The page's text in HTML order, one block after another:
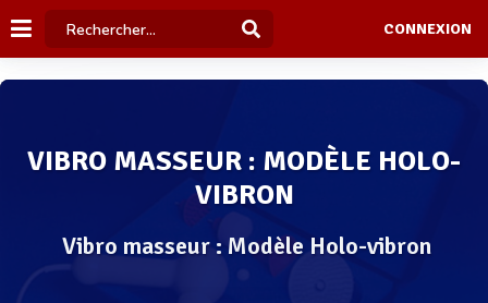
CONNEXION
VIBRO MASSEUR : MODÈLE HOLO-
VIBRON
Vibro masseur : Modèle Holo-vibron